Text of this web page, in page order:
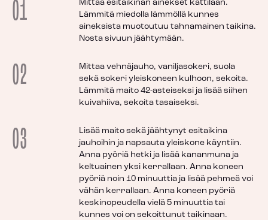
01
Mittaa esitaikinan ainekset kattilaan.
Lämmitä miedolla lämmöllä kunnes
aineksista muotoutuu tahnamainen taikina.
Nosta sivuun jäähtymään.
02
Mittaa vehnäjauho, vaniljasokeri, suola
sekä sokeri yleiskoneen kulhoon, sekoita.
Lämmitä maito 42-asteiseksi ja lisää siihen
kuivahiiva, sekoita tasaiseksi.
03
Lisää maito sekä jäähtynyt esitaikina
jauhoihin ja napsauta yleiskone käyntiin.
Anna pyöriä hetki ja lisää kananmuna ja
keltuainen yksi kerrallaan. Anna koneen
pyöriä noin 10 minuuttia ja lisää pehmeä voi
vähän kerrallaan. Anna koneen pyöriä
keskinopeudella vielä 5 minuuttia tai
kunnes voi on sekoittunut taikinaan.